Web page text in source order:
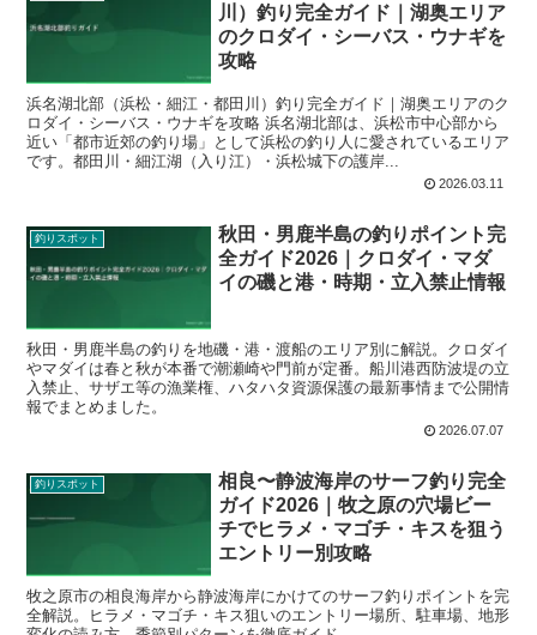
川）釣り完全ガイド｜湖奥エリア
のクロダイ・シーバス・ウナギを
攻略
浜名湖北部（浜松・細江・都田川）釣り完全ガイド｜湖奥エリアのク
ロダイ・シーバス・ウナギを攻略 浜名湖北部は、浜松市中心部から
近い「都市近郊の釣り場」として浜松の釣り人に愛されているエリア
です。都田川・細江湖（入り江）・浜松城下の護岸...
2026.03.11
釣りスポット
秋田・男鹿半島の釣りポイント完
全ガイド2026｜クロダイ・マダ
イの磯と港・時期・立入禁止情報
秋田・男鹿半島の釣りを地磯・港・渡船のエリア別に解説。クロダイ
やマダイは春と秋が本番で潮瀬崎や門前が定番。船川港西防波堤の立
入禁止、サザエ等の漁業権、ハタハタ資源保護の最新事情まで公開情
報でまとめました。
2026.07.07
釣りスポット
相良〜静波海岸のサーフ釣り完全
ガイド2026｜牧之原の穴場ビー
チでヒラメ・マゴチ・キスを狙う
エントリー別攻略
牧之原市の相良海岸から静波海岸にかけてのサーフ釣りポイントを完
全解説。ヒラメ・マゴチ・キス狙いのエントリー場所、駐車場、地形